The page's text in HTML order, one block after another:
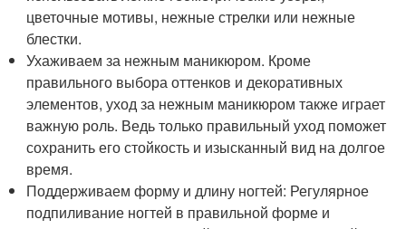
цветочные мотивы, нежные стрелки или нежные
блестки.
Ухаживаем за нежным маникюром. Кроме
правильного выбора оттенков и декоративных
элементов, уход за нежным маникюром также играет
важную роль. Ведь только правильный уход поможет
сохранить его стойкость и изысканный вид на долгое
время.
Поддерживаем форму и длину ногтей: Регулярное
подпиливание ногтей в правильной форме и